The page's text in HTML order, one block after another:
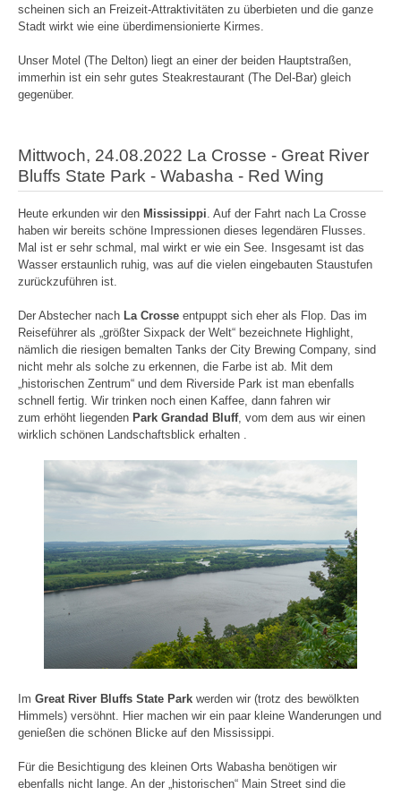
scheinen sich an Freizeit-Attraktivitäten zu überbieten und die ganze
Stadt wirkt wie eine überdimensionierte Kirmes.
Unser Motel (The Delton) liegt an einer der beiden Hauptstraßen,
immerhin ist ein sehr gutes Steakrestaurant (The Del-Bar) gleich
gegenüber.
Mittwoch, 24.08.2022 La Crosse - Great River
Bluffs State Park - Wabasha - Red Wing
Heute erkunden wir den Mississippi . Auf der Fahrt nach La Crosse
haben wir bereits schöne Impressionen dieses legendären Flusses.
Mal ist er sehr schmal, mal wirkt er wie ein See. Insgesamt ist das
Wasser erstaunlich ruhig, was auf die vielen eingebauten Staustufen
zurückzuführen ist.
Der Abstecher nach La Crosse entpuppt sich eher als Flop. Das im
Reiseführer als „größter Sixpack der Welt“ bezeichnete Highlight,
nämlich die riesigen bemalten Tanks der City Brewing Company, sind
nicht mehr als solche zu erkennen, die Farbe ist ab. Mit dem
„historischen Zentrum“ und dem Riverside Park ist man ebenfalls
schnell fertig. Wir trinken noch einen Kaffee, dann fahren wir
zum erhöht liegenden Park Grandad Bluff, vom dem aus wir einen
wirklich schönen Landschaftsblick erhalten .
Im Great River Bluffs State Park werden wir (trotz des bewölkten
Himmels) versöhnt. Hier machen wir ein paar kleine Wanderungen und
genießen die schönen Blicke auf den Mississippi.
Für die Besichtigung des kleinen Orts Wabasha benötigen wir
ebenfalls nicht lange. An der „historischen“ Main Street sind die